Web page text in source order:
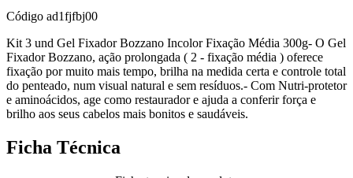
Código ad1fjfbj00
Kit 3 und Gel Fixador Bozzano Incolor Fixação Média 300g- O Gel
Fixador Bozzano, ação prolongada ( 2 - fixação média ) oferece
fixação por muito mais tempo, brilha na medida certa e controle total
do penteado, num visual natural e sem resíduos.- Com Nutri-protetor
e aminoácidos, age como restaurador e ajuda a conferir força e
brilho aos seus cabelos mais bonitos e saudáveis.
Ficha Técnica